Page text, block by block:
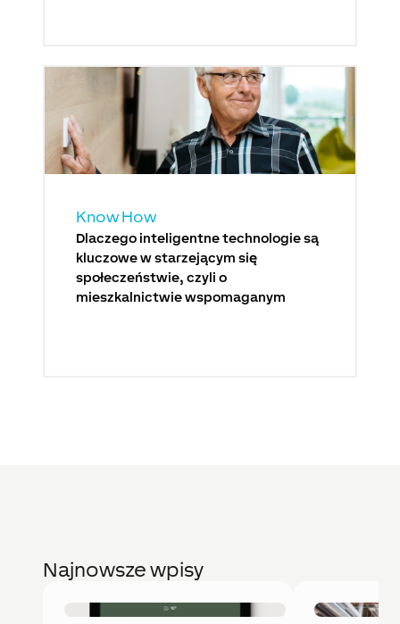
Know How
Dlaczego inteligentne technologie są
kluczowe w starzejącym się
społeczeństwie, czyli o
mieszkalnictwie wspomaganym
Najnowsze wpisy